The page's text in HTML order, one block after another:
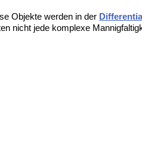
Objekte werden in der
nicht jede komplexe